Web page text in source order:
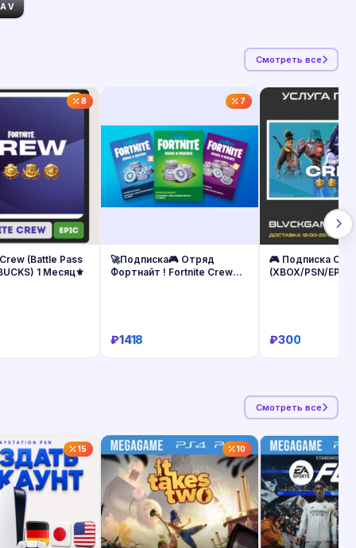
V
Смотреть все
8
(Battle Pass
1 Месяц⚜️
7
🚀Подписка🎮 Отряд
Фортнайт ! Fortnite Crew🎁
₽1418
🎮 Подписка
(XBOX/PSN/EPIC)
₽300
Смотреть все
15 10